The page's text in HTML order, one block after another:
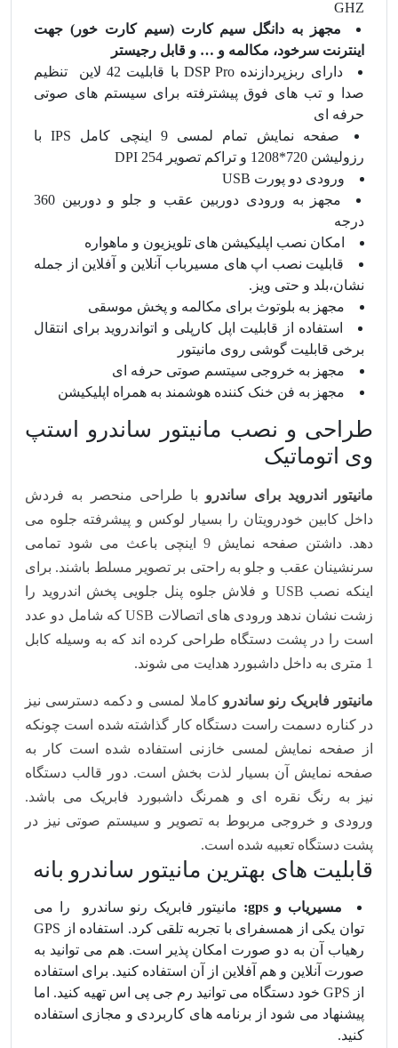
GHZ
مجهز به دانگل سیم کارت (سیم کارت خور) جهت
اینترنت سرخود، مکالمه و … و قابل رجیستر
دارای ربزپردازنده DSP Pro با قابلیت 42 لاین تنظیم
صدا و تب های فوق پیشترفته برای سیستم های صوتی
حرفه ای
صفحه نمایش تمام لمسی 9 اینچی کامل IPS با
رزولیشن 720*1208 و تراکم تصویر 254 DPI
ورودی دو پورت USB
مجهز به ورودی دوربین عقب و جلو و دوربین 360
درجه
امکان نصب اپلیکیشن های تلویزیون و ماهواره
قابلیت نصب اپ های مسیرباب آنلاین و آفلاین از جمله
نشان،بلد و حتی ویز.
مجهز به بلوتوث برای مکالمه و پخش موسقی
استفاده از قابلیت اپل کارپلی و اتواندروید برای انتقال
برخی قابلیت گوشی روی مانیتور
مجهز به خروجی سیتسم صوتی حرفه ای
مجهز به فن خنک کننده هوشمند به همراه اپلیکیشن
طراحی و نصب مانیتور ساندرو استپ
وی اتوماتیک
مانیتور اندروید برای ساندرو با طراحی منحصر به فردش
داخل کابین خودرویتان را بسیار لوکس و پیشرفته جلوه می
دهد. داشتن صفحه نمایش 9 اینچی باعث می شود تمامی
سرنشینان عقب و جلو به راحتی بر تصویر مسلط باشند. برای
اینکه نصب USB و فلاش جلوه پنل جلویی پخش اندروید را
زشت نشان ندهد ورودی های اتصالات USB که شامل دو عدد
است را در پشت دستگاه طراحی کرده اند که به وسیله کابل
1 متری به داخل داشبورد هدایت می شوند.
مانیتور فابریک رنو ساندرو کاملا لمسی و دکمه دسترسی نیز
در کناره دسمت راست دستگاه کار گذاشته شده است چونکه
از صفحه نمایش لمسی خازنی استفاده شده است کار به
صفحه نمایش آن بسیار لذت بخش است. دور قالب دستگاه
نیز به رنگ نقره ای و همرنگ داشبورد فابریک می باشد.
ورودی و خروجی مربوط به تصویر و سیستم صوتی نیز در
پشت دستگاه تعبیه شده است.
قابلیت های بهترین مانیتور ساندرو بانه
مسیریاب و gps:
مانیتور فابریک رنو ساندرو را می
توان یکی از همسفرای با تجربه تلقی کرد. استفاده از GPS
رهیاب آن به دو صورت امکان پذیر است. هم می توانید به
صورت آنلاین و هم آفلاین از آن استفاده کنید. برای استفاده
از GPS خود دستگاه می توانید رم جی پی اس تهیه کنید. اما
پیشنهاد می شود از برنامه های کاربردی و مجازی استفاده
کنید.